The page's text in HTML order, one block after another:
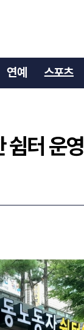
연예 스포츠
터 운영
쉼터 운영